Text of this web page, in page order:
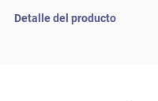
Detalle del producto